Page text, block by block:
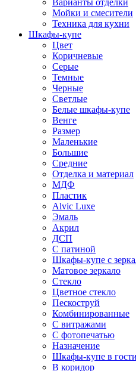
Варианты отделки
Мойки и смесители
Техника для кухни
Шкафы-купе
Цвет
Коричневые
Серые
Темные
Черные
Светлые
Белые шкафы-купе
Венге
Размер
Маленькие
Большие
Средние
Отделка и материал
МДФ
Пластик
Alvic Luxe
Эмаль
Акрил
ДСП
С патиной
Шкафы-купе с
Матовое зеркало
Стекло
Цветное стекло
Пескоструй
Комбинированные
С витражами
С фотопечатью
Назначение
Шкафы-купе в
В коридор